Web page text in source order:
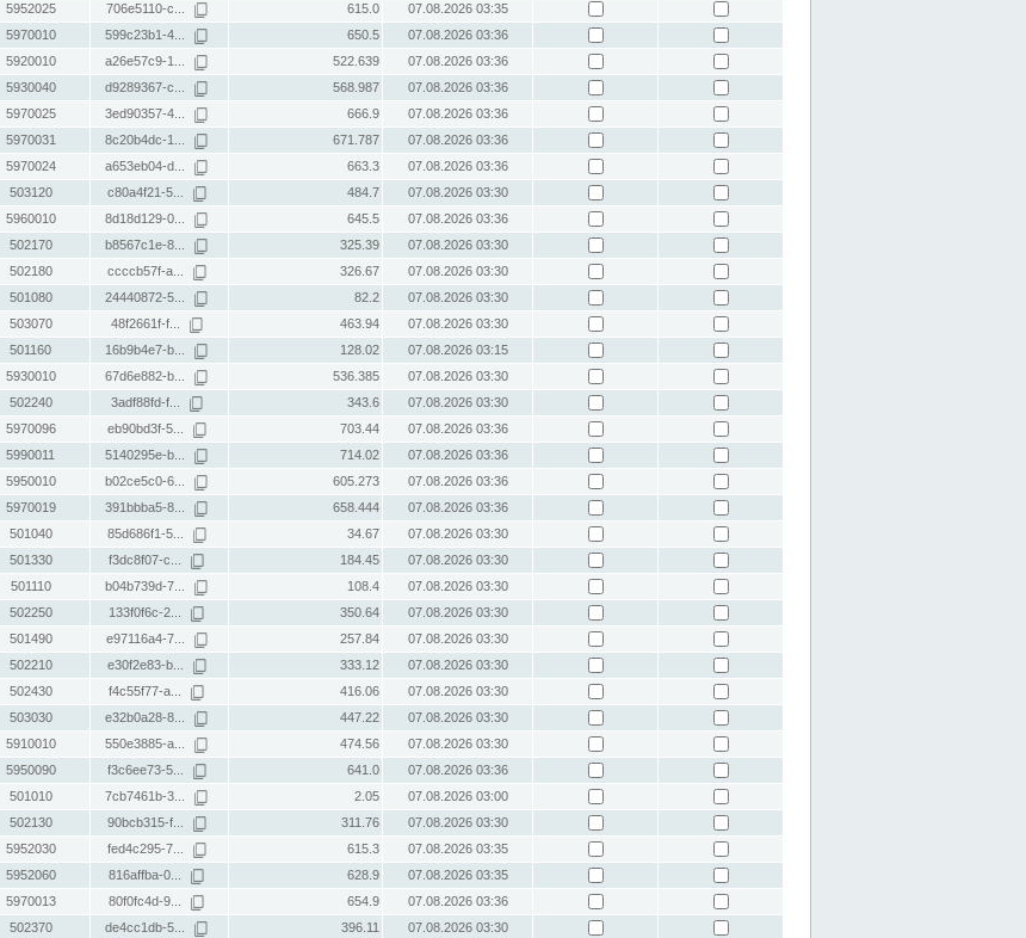
5952025 706e5110-c... 615.0
07.08.2026 03:35
5970010 599c23b1-4... 650.5
07.08.2026 03:36
5920010 a26e57c9-1... 522.639
07.08.2026 03:36
5930040 d9289367-c... 568.987
07.08.2026 03:36
5970025 3ed90357-4... 666.9
07.08.2026 03:36
5970031 8c20b4dc-1... 671.787
07.08.2026 03:36
5970024 a653eb04-d... 663.3
07.08.2026 03:36
503120 c80a4f21-5... 484.7
07.08.2026 03:30
5960010 8d18d129-0... 645.5
07.08.2026 03:36
502170 b8567c1e-8... 325.39
07.08.2026 03:30
502180 ccccb57f-a... 326.67
07.08.2026 03:30
501080 24440872-5... 82.2
07.08.2026 03:30
503070 48f2661f-f... 463.94
07.08.2026 03:30
501160 16b9b4e7-b... 128.02
07.08.2026 03:15
5930010 67d6e882-b... 536.385
07.08.2026 03:30
502240 3adf88fd-f... 343.6
07.08.2026 03:30
5970096 eb90bd3f-5... 703.44
07.08.2026 03:36
5990011 5140295e-b... 714.02
07.08.2026 03:36
5950010 b02ce5c0-6... 605.273
07.08.2026 03:36
5970019 391bbba5-8... 658.444
07.08.2026 03:36
501040 85d686f1-5... 34.67
07.08.2026 03:30
501330 f3dc8f07-c... 184.45
07.08.2026 03:30
501110 b04b739d-7... 108.4
07.08.2026 03:30
502250 133f0f6c-2... 350.64
07.08.2026 03:30
501490 e97116a4-7... 257.84
07.08.2026 03:30
502210 e30f2e83-b... 333.12
07.08.2026 03:30
502430 f4c55f77-a... 416.06
07.08.2026 03:30
503030 e32b0a28-8... 447.22
07.08.2026 03:30
5910010 550e3885-a... 474.56
07.08.2026 03:30
5950090 f3c6ee73-5... 641.0
07.08.2026 03:36
501010 7cb7461b-3... 2.05
07.08.2026 03:00
502130 90bcb315-f... 311.76
07.08.2026 03:30
5952030 fed4c295-7... 615.3
07.08.2026 03:35
5952060 816affba-0... 628.9
07.08.2026 03:35
5970013 80f0fc4d-9... 654.9
07.08.2026 03:36
502370 de4cc1db-5... 396.11 07.08.2026 03:30